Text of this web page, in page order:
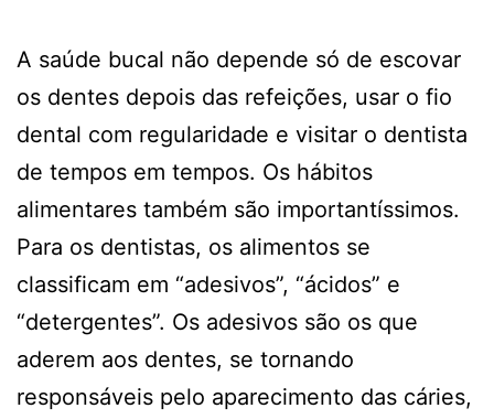
A saúde bucal não depende só de escovar
os dentes depois das refeições, usar o fio
dental com regularidade e visitar o dentista
de tempos em tempos. Os hábitos
alimentares também são importantíssimos.
Para os dentistas, os alimentos se
classificam em “adesivos”, “ácidos” e
“detergentes”. Os adesivos são os que
aderem aos dentes, se tornando
responsáveis pelo aparecimento das cáries,